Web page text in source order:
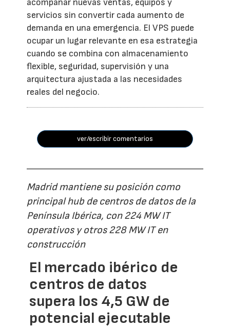
servicios sin convertir cada aumento de
demanda en una emergencia. El VPS puede
ocupar un lugar relevante en esa estrategia
cuando se combina con almacenamiento
flexible, seguridad, supervisión y una
arquitectura ajustada a las necesidades
reales del negocio.
ver/escribir comentarios
Madrid mantiene su posición como
principal hub de centros de datos de la
Península Ibérica, con 224 MW IT
operativos y otros 228 MW IT en
construcción
El mercado ibérico de
centros de datos
supera los 4,5 GW de
potencial ejecutable